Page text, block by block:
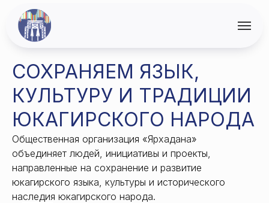
СОХРАНЯЕМ ЯЗЫК,
КУЛЬТУРУ И ТРАДИЦИИ
ЮКАГИРСКОГО НАРОДА
Общественная организация «Ярхадана»
объединяет людей, инициативы и проекты,
направленные на сохранение и развитие
юкагирского языка, культуры и исторического
наследия юкагирского народа.